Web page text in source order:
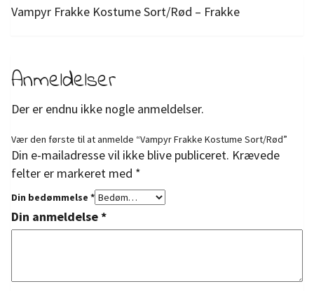
Vampyr Frakke Kostume Sort/Rød – Frakke
Anmeldelser
Der er endnu ikke nogle anmeldelser.
Vær den første til at anmelde “Vampyr Frakke Kostume Sort/Rød”
Din e-mailadresse vil ikke blive publiceret. Krævede
felter er markeret med *
Din bedømmelse *
Din anmeldelse*